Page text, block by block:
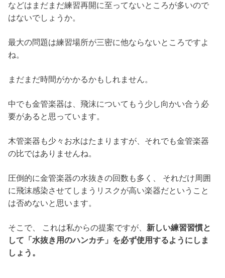
などはまだまだ練習再開に至ってないところが多いので
はないでしょうか。
最大の問題は練習場所が三密に他ならないところですよ
ね。
まだまだ時間がかかるかもしれません。
中でも金管楽器は、飛沫についてもう少し向かい合う必
要があると思っています。
木管楽器も少々お水はたまりますが、それでも金管楽器
の比ではありませんね。
圧倒的に金管楽器の水抜きの回数も多く、 それだけ周囲
に飛沫感染させてしまうリスクが高い楽器だということ
は否めないと思います。
そこで、 これは私からの提案ですが、 新しい練習習慣と
して「水抜き用のハンカチ」を必ず使用するようにしま
しょう。